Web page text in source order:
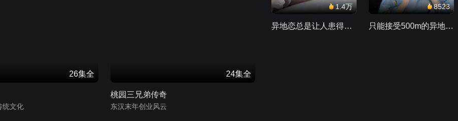
26集全
统文化
24集全
桃园三兄弟传奇
东汉末年创业风云
1.4万
异地恋总是让人患得患失。。。
8523
只能接受500m的异地恋，电动车没电了......